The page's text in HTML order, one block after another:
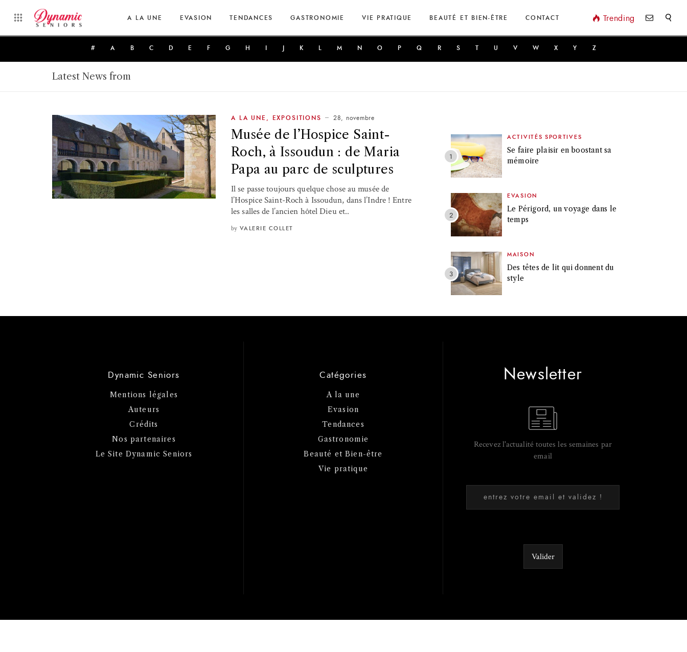
A LA UNE EVASION TENDANCES GASTRONOMIE VIE PRATIQUE BEAUTÉ ET BIEN-ÊTRE CONTACT Trending
# A B C D E F G H K M N O P Q R S T U V W X Y Z
Latest News from
A LA UNE EXPOSITIONS 28, novembre
Musée de l’Hospice Saint-
Roch, à Issoudun : de Maria
Papa au parc de sculptures
Il se passe toujours quelque chose au musée de
l’Hospice Saint-Roch à Issoudun, dans l’Indre ! Entre
les salles de l’ancien hôtel Dieu et..
by VALERIE COLLET
ACTIVITÉS SPORTIVES
Se faire plaisir en boostant sa
mémoire
EVASION
Le Périgord, un voyage dans le
temps
MAISON
Des têtes de lit qui donnent du
style
Dynamic Seniors
Mentions légales
Auteurs
Crédits
Nos partenaires
Le Site Dynamic Seniors
Catégories
A la une
Evasion
Tendances
Gastronomie
Beauté et Bien-être
Vie pratique
Newsletter
Recevez l'actualité toutes les semaines par
email